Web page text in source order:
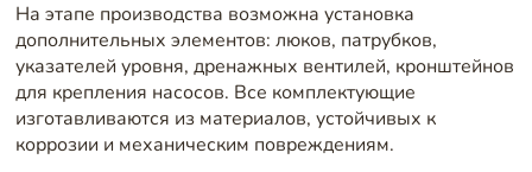
На этапе производства возможна установка
дополнительных элементов: люков, патрубков,
указателей уровня, дренажных вентилей, кронштейнов
для крепления насосов. Все комплектующие
изготавливаются из материалов, устойчивых к
коррозии и механическим повреждениям.